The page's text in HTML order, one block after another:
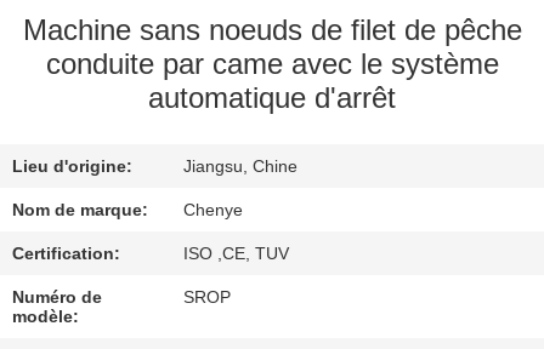
VISITE
DE
CONTRÔLE
DE
LA
QUALITÉ
Machine sans noeuds de filet de pêche
conduite par came avec le système
automatique d'arrêt
Lieu d'origine: Jiangsu, Chine
Nom de marque: Chenye
Certification: ISO ,CE, TUV
Numéro de
modèle:
SROP